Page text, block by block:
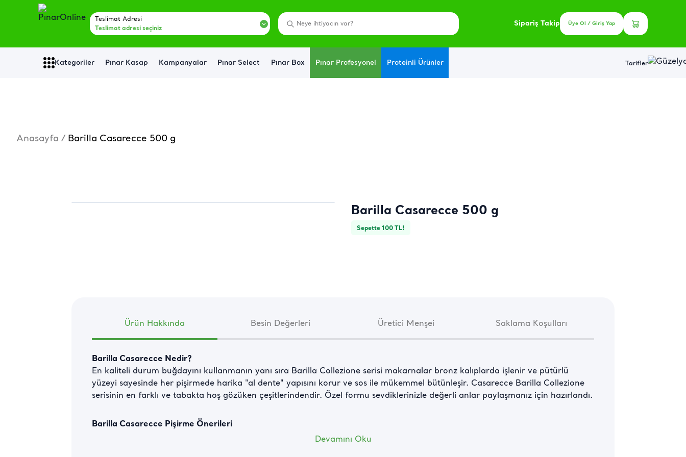
Teslimat Adresi
Teslimat adresi seçiniz
Sipariş Takip Üye Ol / Giriş Yap
Kategoriler Pınar Kasap Kampanyalar Pınar Select Pınar Box Pınar Profesyonel Proteinli Ürünler Tarifler
Anasayfa / Barilla Casarecce 500 g
Barilla Casarecce 500 g
Sepette 100 TL!
Ürün Hakkında Besin Değerleri Üretici Menşei Saklama Koşulları
Barilla Casarecce Nedir?
En kaliteli durum buğdayını kullanmanın yanı sıra Barilla Collezione serisi makarnalar bronz kalıplarda işlenir ve pütürlü
yüzeyi sayesinde her pişirmede harika "al dente" yapısını korur ve sos ile mükemmel bütünleşir. Casarecce Barilla Collezione
serisinin en farklı ve tabakta hoş gözüken çeşitlerindendir. Özel formu sevdiklerinizle değerli anlar paylaşmanız için hazırlandı.
Barilla Casarecce Pişirme Önerileri
Bol miktarda suyu tuz ekleyerek kaynatın. Kaynayan suya makarnalarınızı atıp 9 dakika boyunca ara sıra karıştırarak pişirin.
Devamını Oku